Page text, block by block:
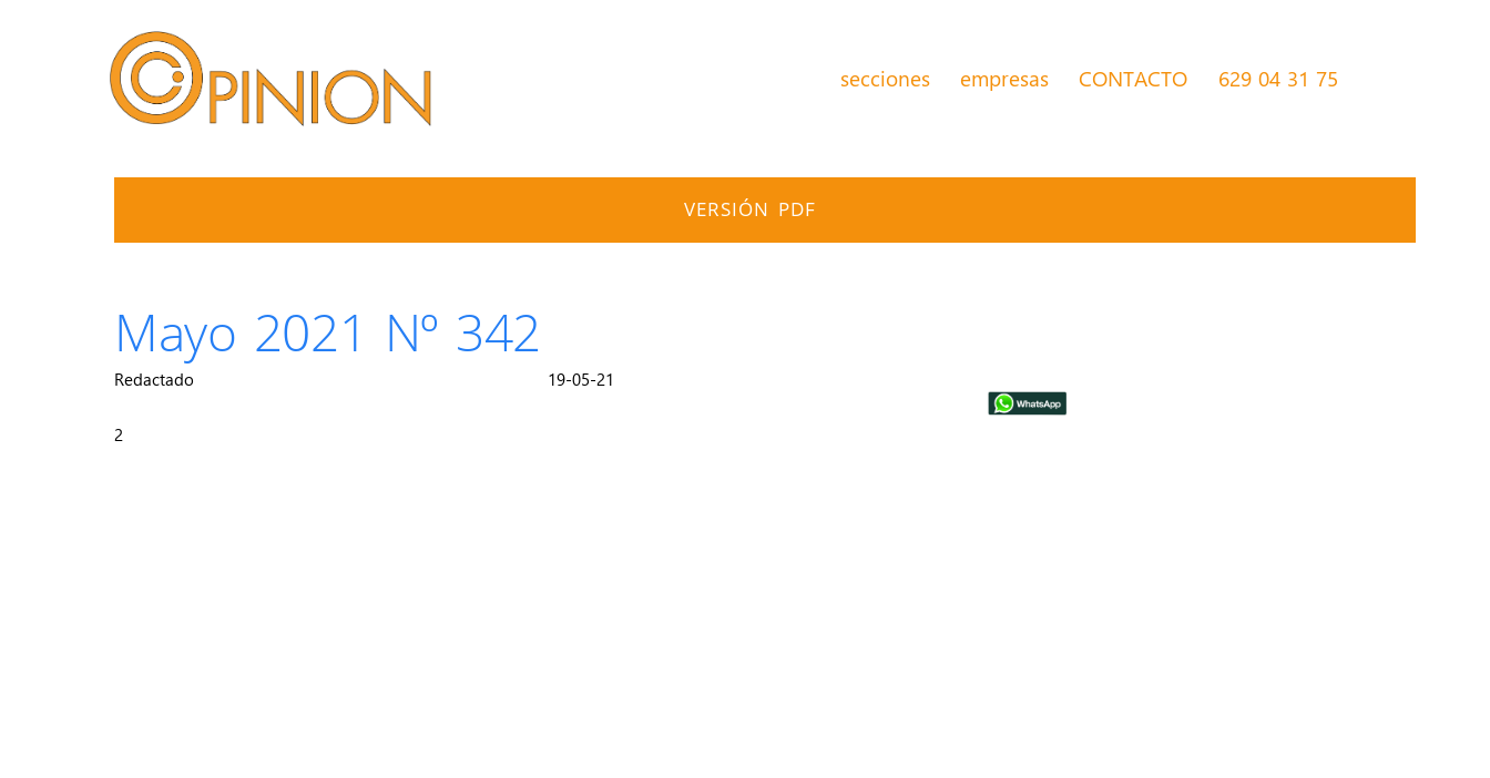
secciones empresas CONTACTO 629 04 31 75
VERSIÓN PDF
Mayo 2021 Nº 342
Redactado 19-05-21
2